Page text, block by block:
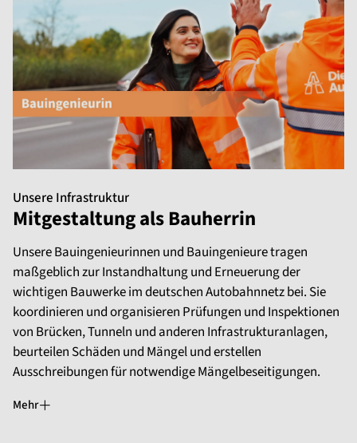
Unsere Infrastruktur
Mitgestaltung als Bauherrin
Unsere Bauingenieurinnen und Bauingenieure tragen
maßgeblich zur Instandhaltung und Erneuerung der
wichtigen Bauwerke im deutschen Autobahnnetz bei. Sie
koordinieren und organisieren Prüfungen und Inspektionen
von Brücken, Tunneln und anderen Infrastrukturanlagen,
beurteilen Schäden und Mängel und erstellen
Ausschreibungen für notwendige Mängelbeseitigungen.
Mehr